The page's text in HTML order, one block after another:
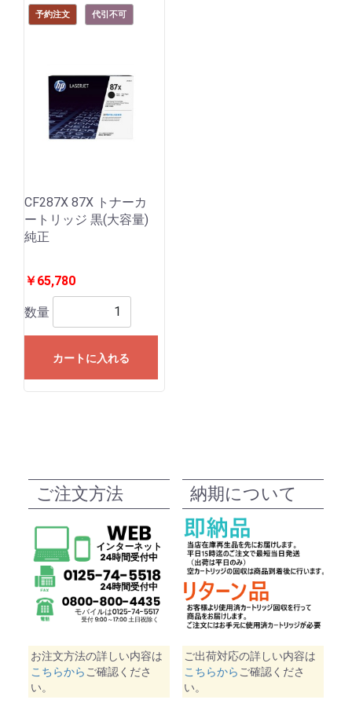
予約注文 代引不可
CF287X 87X トナーカ
ートリッジ 黒(大容量)
純正
￥65,780
数量
カートに入れる
ご注文方法
お注文方法の詳しい内容は
こちらから ご確認くださ
い。
納期について
ご出荷対応の詳しい内容は
こちらから ご確認くださ
い。